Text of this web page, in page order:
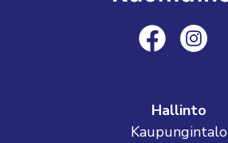
Hallinto
Kaupungintalo